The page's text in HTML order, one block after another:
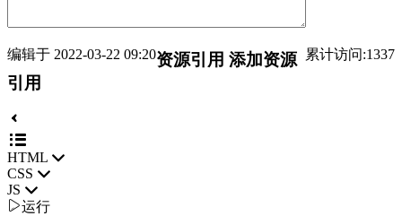
编辑于 2022-03-22 09:20 累计访问:1337
资源引用 添加资源
引用
HTML
CSS
JS
运行